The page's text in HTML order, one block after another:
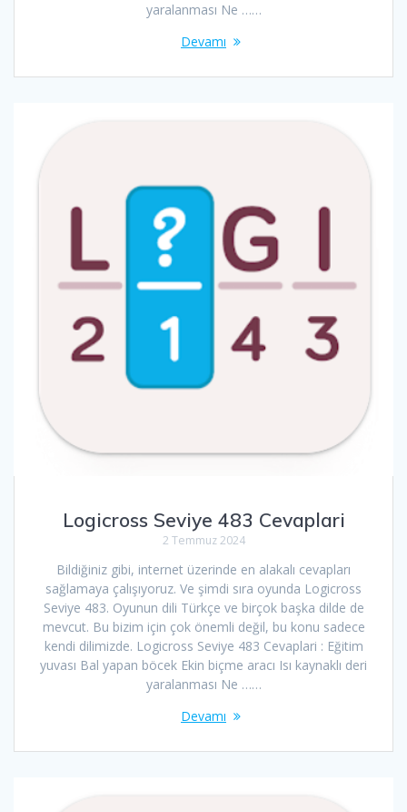
yaralanması Ne ……
Devamı
Logicross Seviye 483 Cevaplari
2 Temmuz 2024
Bildiğiniz gibi, internet üzerinde en alakalı cevapları
sağlamaya çalışıyoruz. Ve şimdi sıra oyunda Logicross
Seviye 483. Oyunun dili Türkçe ve birçok başka dilde de
mevcut. Bu bizim için çok önemli değil, bu konu sadece
kendi dilimizde. Logicross Seviye 483 Cevaplari : Eğitim
yuvası Bal yapan böcek Ekin biçme aracı Isı kaynaklı deri
yaralanması Ne ……
Devamı